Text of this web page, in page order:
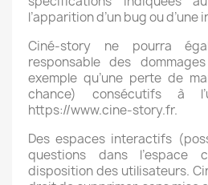
l’apparition d’un bug ou
Ciné-story ne pourra
responsable des
exemple qu’une perte de
chance) consécutifs à
https://www.cine-story.fr.
Des espaces interactifs
questions dans
disposition des utilisateurs.
Nom de la liste d'envies
Annuler Créer